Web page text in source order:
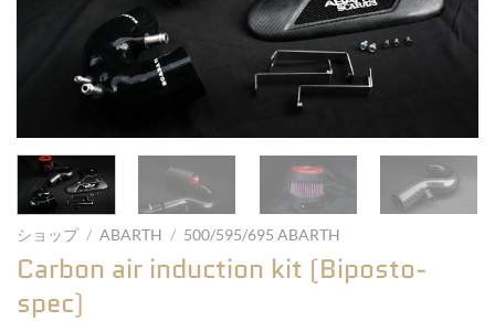
ショップ / ABARTH / 500/595/695 ABARTH
Carbon air induction kit (Biposto-
spec)